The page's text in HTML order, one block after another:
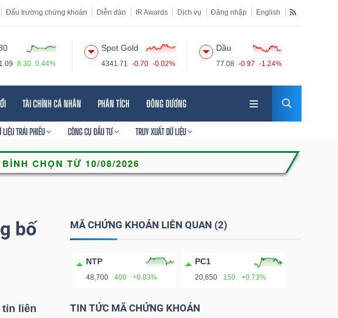
Đấu trường chứng khoán Diễn đàn IR Awards Dịch vụ Đăng nhập English
8.30 0.44%
Spot Gold
4341.71 -0.70 -0.02%
Dầu
77.08 -0.97 -1.24%
TÀI CHÍNH CÁ NHÂN PHÂN TÍCH ĐÔNG DƯƠNG
LIỆU TRÁI PHIẾU CÔNG CỤ ĐẦU TƯ TRUY XUẤT DỮ LIỆU
bố
liên
MÃ CHỨNG KHOÁN LIÊN QUAN (2)
NTP
48,700 400 +0.83%
PC1
20,650 150 +0.73%
TIN TỨC MÃ CHỨNG KHOÁN